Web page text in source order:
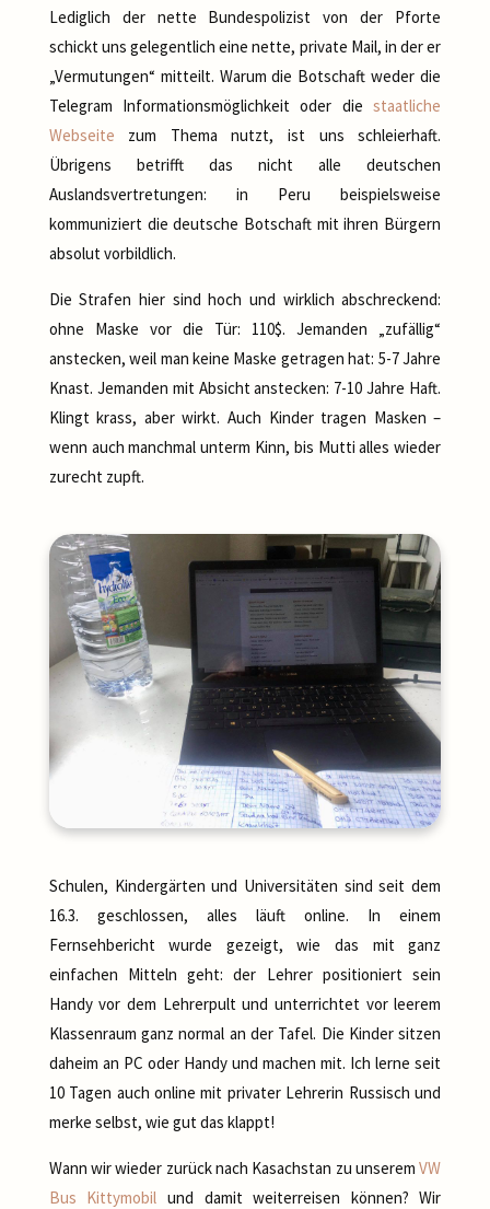
Lediglich der nette Bundespolizist von der Pforte
schickt uns gelegentlich eine nette, private Mail, in der er
„Vermutungen“ mitteilt. Warum die Botschaft weder die
Telegram Informationsmöglichkeit oder diestaatliche
Webseite zum Thema nutzt, ist uns schleierhaft.
Übrigens betrifft das nicht alle deutschen
Auslandsvertretungen: in Peru beispielsweise
kommuniziert die deutsche Botschaft mit ihren Bürgern
absolut vorbildlich.
Die Strafen hier sind hoch und wirklich abschreckend:
ohne Maske vor die Tür: 110$. Jemanden „zufällig“
anstecken, weil man keine Maske getragen hat: 5-7 Jahre
Knast. Jemanden mit Absicht anstecken: 7-10 Jahre Haft.
Klingt krass, aber wirkt. Auch Kinder tragen Masken –
wenn auch manchmal unterm Kinn, bis Mutti alles wieder
zurecht zupft.
Schulen, Kindergärten und Universitäten sind seit dem
16.3. geschlossen, alles läuft online. In einem
Fernsehbericht wurde gezeigt, wie das mit ganz
einfachen Mitteln geht: der Lehrer positioniert sein
Handy vor dem Lehrerpult und unterrichtet vor leerem
Klassenraum ganz normal an der Tafel. Die Kinder sitzen
daheim an PC oder Handy und machen mit. Ich lerne seit
10 Tagen auch online mit privater Lehrerin Russisch und
merke selbst, wie gut das klappt!
Wann wir wieder zurück nach Kasachstan zu unseremVW
Bus Kittymobil und damit weiterreisen können? Wir